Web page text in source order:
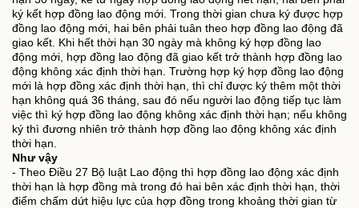
ký kết hợp đồng lao động mới. Trong thời gian chưa ký được hợp
đồng lao động mới, hai bên phải tuân theo hợp đồng lao động đã
giao kết. Khi hết thời hạn 30 ngày mà không ký hợp đồng lao
động mới, hợp đồng lao động đã giao kết trở thành hợp đồng lao
động không xác định thời hạn. Trường hợp ký hợp đồng lao động
mới là hợp đồng xác định thời hạn, thì chỉ được ký thêm một thời
hạn không quá 36 tháng, sau đó nếu người lao động tiếp tục làm
việc thì ký hợp đồng lao động không xác định thời hạn; nếu không
ký thì đương nhiên trở thành hợp đồng lao động không xác định
thời hạn.
Như vậy
- Theo Điều 27 Bộ luật Lao động thì hợp đồng lao động xác định
thời hạn là hợp đồng mà trong đó hai bên xác định thời hạn, thời
điểm chấm dứt hiệu lực của hợp đồng trong khoảng thời gian từ